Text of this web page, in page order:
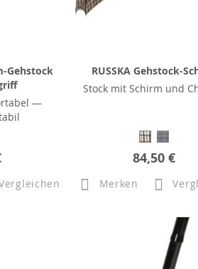
Gehstock
—
RUSSKA Gehstock-
Stock mit Schirm und
84,50 €
Merken